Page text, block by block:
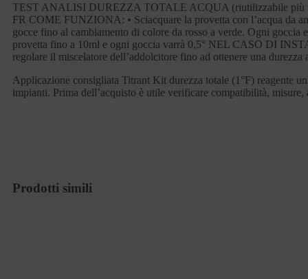
TEST ANALISI DUREZZA TOTALE ACQUA (riutilizzabile
FR COME FUNZIONA: • Sciacquare la provetta con l’acqua da
gocce fino al cambiamento di colore da rosso a verde. Ogni goccia
provetta fino a 10ml e ogni goccia varrà 0,5° NEL CASO DI
regolare il miscelatore dell’addolcitore fino ad ottenere una durezza
Applicazione consigliata Titrant Kit durezza totale (1°F) reagente
impianti. Prima dell’acquisto è utile verificare compatibilità,
Prodotti simili